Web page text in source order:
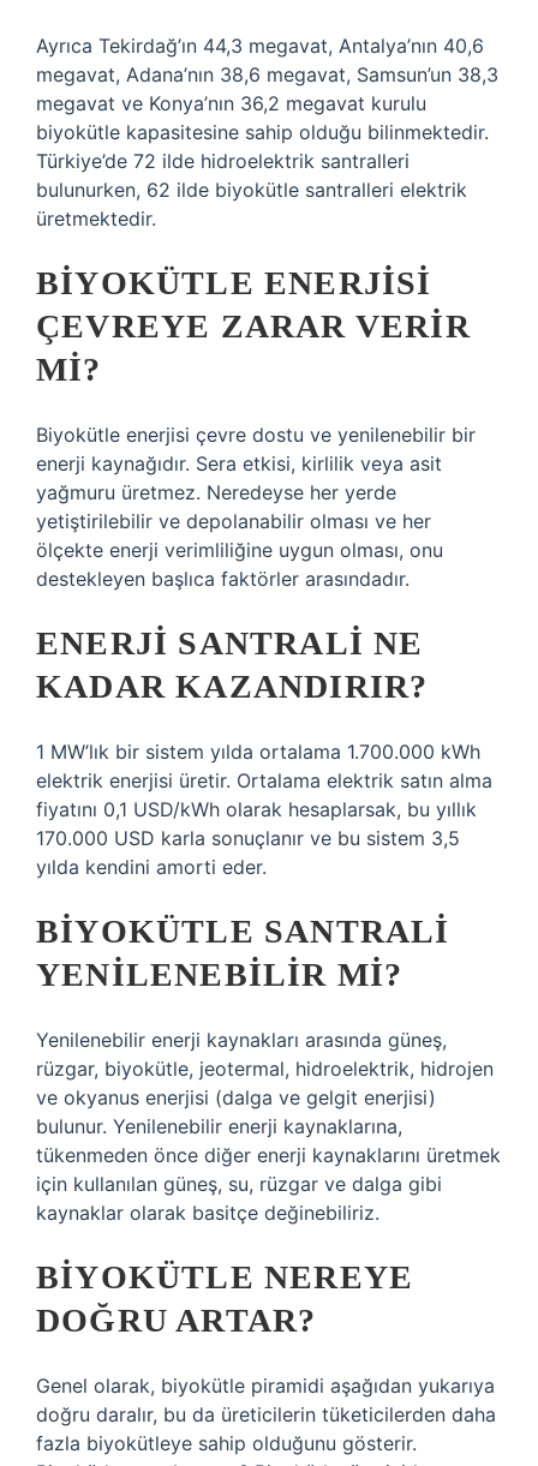
Ayrıca Tekirdağ’ın 44,3 megavat, Antalya’nın 40,6
megavat, Adana’nın 38,6 megavat, Samsun’un 38,3
megavat ve Konya’nın 36,2 megavat kurulu
biyokütle kapasitesine sahip olduğu bilinmektedir.
Türkiye’de 72 ilde hidroelektrik santralleri
bulunurken, 62 ilde biyokütle santralleri elektrik
üretmektedir.
BIYOKÜTLE ENERJISI
ÇEVREYE ZARAR VERIR
MI?
Biyokütle enerjisi çevre dostu ve yenilenebilir bir
enerji kaynağıdır. Sera etkisi, kirlilik veya asit
yağmuru üretmez. Neredeyse her yerde
yetiştirilebilir ve depolanabilir olması ve her
ölçekte enerji verimliliğine uygun olması, onu
destekleyen başlıca faktörler arasındadır.
ENERJI SANTRALI NE
KADAR KAZANDIRIR?
1 MW’lık bir sistem yılda ortalama 1.700.000 kWh
elektrik enerjisi üretir. Ortalama elektrik satın alma
fiyatını 0,1 USD/kWh olarak hesaplarsak, bu yıllık
170.000 USD karla sonuçlanır ve bu sistem 3,5
yılda kendini amorti eder.
BIYOKÜTLE SANTRALI
YENILENEBILIR MI?
Yenilenebilir enerji kaynakları arasında güneş,
rüzgar, biyokütle, jeotermal, hidroelektrik, hidrojen
ve okyanus enerjisi (dalga ve gelgit enerjisi)
bulunur. Yenilenebilir enerji kaynaklarına,
tükenmeden önce diğer enerji kaynaklarını üretmek
için kullanılan güneş, su, rüzgar ve dalga gibi
kaynaklar olarak basitçe değinebiliriz.
BIYOKÜTLE NEREYE
DOĞRU ARTAR?
Genel olarak, biyokütle piramidi aşağıdan yukarıya
doğru daralır, bu da üreticilerin tüketicilerden daha
fazla biyokütleye sahip olduğunu gösterir.